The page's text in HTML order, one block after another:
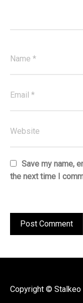
Save my name,
the next time I
Copyright © Stalkeo